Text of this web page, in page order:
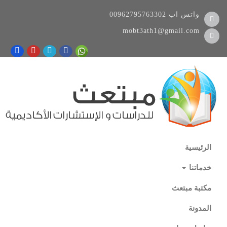
00962795763302 واتس اب
mobt3ath1@gmail.com
الرئيسية
خدماتنا
مكتبة مبتعث
المدونة